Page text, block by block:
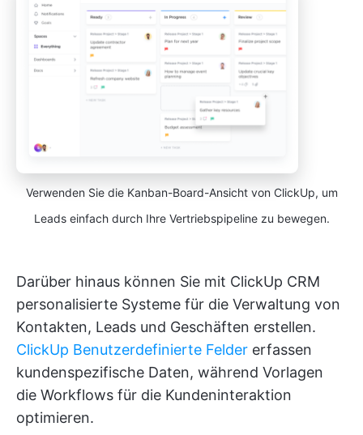
Verwenden Sie die Kanban-Board-Ansicht von ClickUp, um
Leads einfach durch Ihre Vertriebspipeline zu bewegen.
Darüber hinaus können Sie mit ClickUp CRM
personalisierte Systeme für die Verwaltung von
Kontakten, Leads und Geschäften erstellen.
ClickUp Benutzerdefinierte Felder erfassen
kundenspezifische Daten, während Vorlagen
die Workflows für die Kundeninteraktion
optimieren.